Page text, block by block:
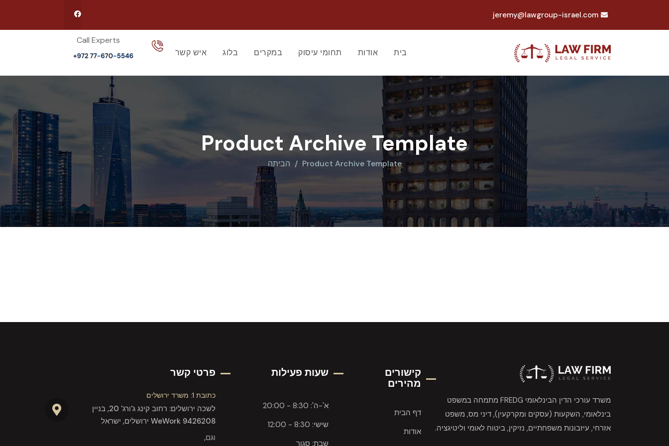
jeremy@lawgroup-israel.com
איש קשר בלוג במקרים תחומי עיסוק אודות בית
Product Archive Template
הביתה Product Archive Template
משרד עורכי הדין הבינלאומי FREDG מתמחה במשפט
בינלאומי, השקעות (עסקים ומקרקעין), דיני מס, משפט
אזרחי, עיזבונות משפחתיים, נזיקין, ביטוח לאומי וליטיגציה.
קישורים
מהירים
דף הבית
אודות
שעות פעילות
א'-ה': 8:30 - 20:00
שישי: 8:30 - 12:00
שבת: סגור
פרטי קשר
כתובת 1: משרד ירושלים
לשכה ירושלים: רחוב קינג ג'ורג' 20, בניין
WeWork 9426208 ירושלים, ישראל
וגם,